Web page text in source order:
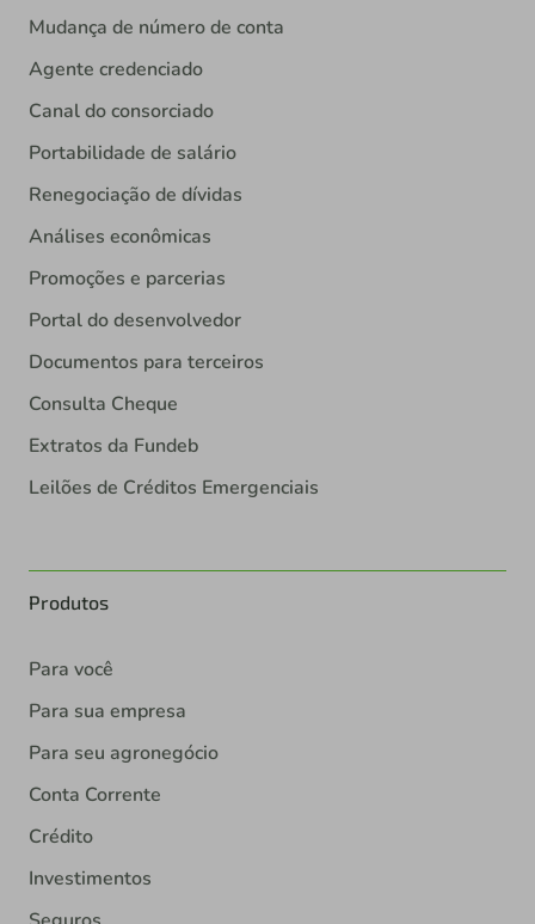
Mudança de número de conta
Agente credenciado
Canal do consorciado
Portabilidade de salário
Renegociação de dívidas
Análises econômicas
Promoções e parcerias
Portal do desenvolvedor
Documentos para terceiros
Consulta Cheque
Extratos da Fundeb
Leilões de Créditos Emergenciais
Produtos
Para você
Para sua empresa
Para seu agronegócio
Conta Corrente
Crédito
Investimentos